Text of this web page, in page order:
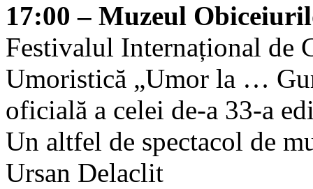
17:00 – Muzeul
Festivalul Internațional de
Umoristică „Umor la …
oficială a celei de-a 33-a
Un altfel de spectacol de
Ursan Delaclit